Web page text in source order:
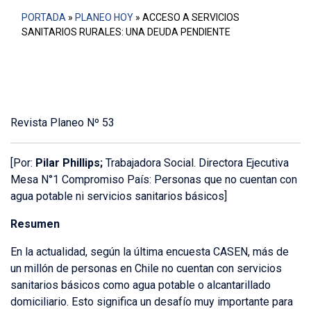
PORTADA » PLANEO HOY » ACCESO A SERVICIOS
SANITARIOS RURALES: UNA DEUDA PENDIENTE
Revista Planeo Nº 53
[Por: Pilar Phillips; Trabajadora Social. Directora Ejecutiva
Mesa N°1 Compromiso País: Personas que no cuentan con
agua potable ni servicios sanitarios básicos]
Resumen
En la actualidad, según la última encuesta CASEN, más de
un millón de personas en Chile no cuentan con servicios
sanitarios básicos como agua potable o alcantarillado
domiciliario. Esto significa un desafío muy importante para